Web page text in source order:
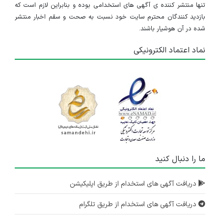
تنها منتشر کننده ی آگهی های استخدامی بوده و بنابراین لازم است که
بازدید کنندگان محترم سایت خود نسبت به صحت و سقم اخبار منتشر
شده در آن هوشیار باشند.
نماد اعتماد الکترونیکی
ما را دنبال کنید
دریافت آگهی های استخدام از طریق اپلیکیشن
دریافت آگهی های استخدام از طریق تلگرام